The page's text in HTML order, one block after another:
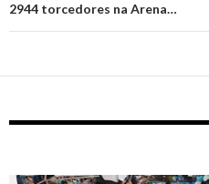
‪2944 torcedores na Arena…‬